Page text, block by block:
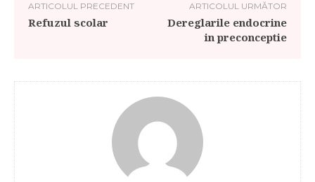
ARTICOLUL PRECEDENT
Refuzul scolar
ARTICOLUL URMĂTOR
Dereglarile endocrine
in preconceptie